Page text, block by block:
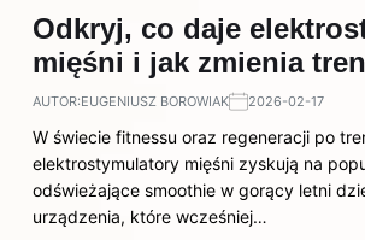
Odkryj, co daje
mięśni i jak zmienia
AUTOR:EUGENIUSZ BOROWIAK 2026-02-17
W świecie fitnessu oraz regeneracji po
elektrostymulatory mięśni zyskują na
odświeżające smoothie w gorący letni
urządzenia, które wcześniej…